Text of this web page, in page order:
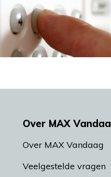
Over MAX
Over MAX Vandaag
Veelgestelde vragen